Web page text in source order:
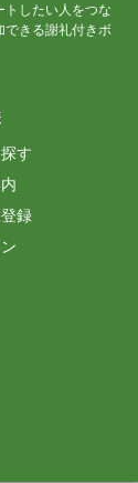
の清掃な
てくださ
密着型デイ
募集です☆
教えるのが
てくれる方
トしたい人をつな
できる謝礼付きボ
す
録